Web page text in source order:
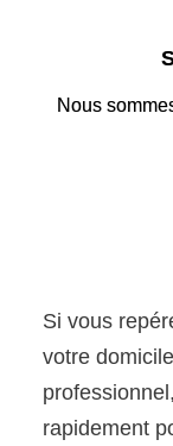
Nous
Si vous
votre
rapidement